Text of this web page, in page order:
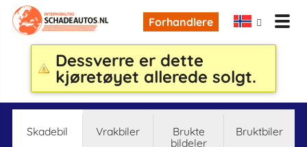
Forhandlere
Dessverre er dette
kjøretøyet allerede solgt.
skadebil Vrakbiler
Brukte
bildeler
bruktbiler